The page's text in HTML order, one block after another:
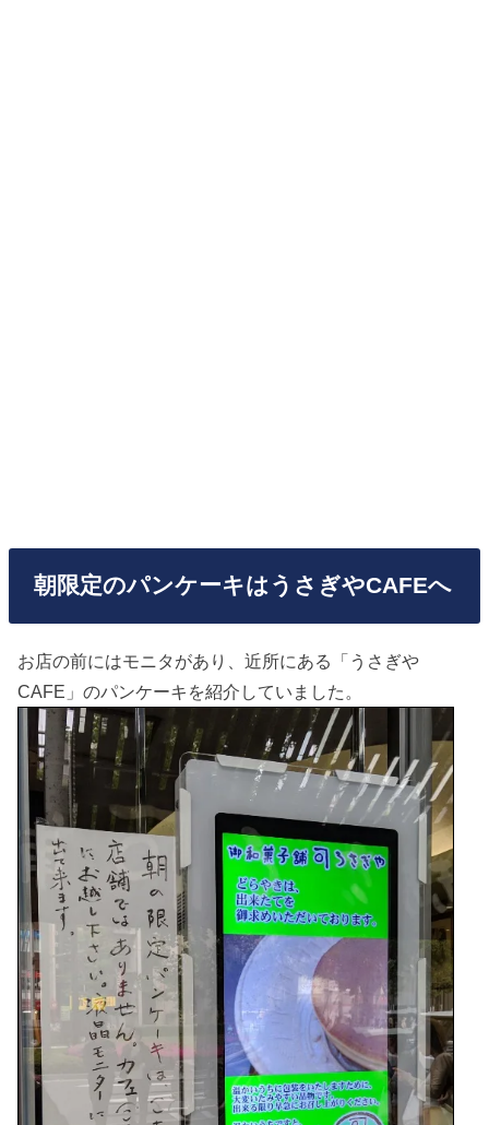
朝限定のパンケーキはうさぎやCAFEへ
お店の前にはモニタがあり、近所にある「うさぎや
CAFE」のパンケーキを紹介していました。